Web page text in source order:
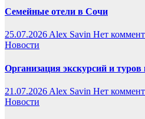
Семейные отели в Сочи
25.07.2026Alex Savin Нет
Новости
Организация экскурсий и
21.07.2026 Alex Savin Нет
Новости